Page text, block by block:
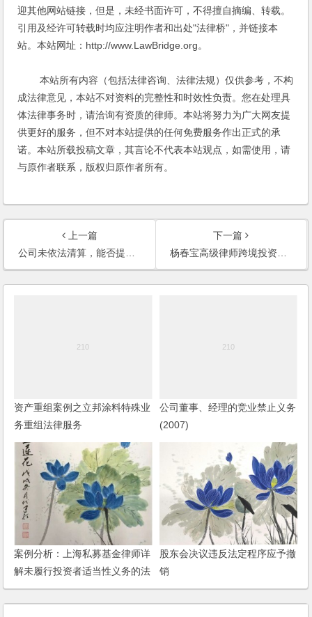
迎其他网站链接，但是，未经书面许可，不得擅自摘编、转载。
引用及经许可转载时均应注明作者和出处"法律桥"，并链接本
站。本站网址：http://www.LawBridge.org。
本站所有内容（包括法律咨询、法律法规）仅供参考，不构
成法律意见，本站不对资料的完整性和时效性负责。您在处理具
体法律事务时，请洽询有资质的律师。本站将努力为广大网友提
供更好的服务，但不对本站提供的任何免费服务作出正式的承
诺。本站所载投稿文章，其言论不代表本站观点，如需使用，请
与原作者联系，版权归原作者所有。
上一篇
公司未依法清算，能否提起股东代表诉讼(2008)
下一篇
杨春宝高级律师跨境投资并购（外商投资和境外投资）法律服务范围
资产重组案例之立邦涂料特殊业
务重组法律服务
公司董事、经理的竞业禁止义务
(2007)
案例分析：上海私募基金律师详
解未履行投资者适当性义务的法
律后果
股东会决议违反法定程序应予撤
销